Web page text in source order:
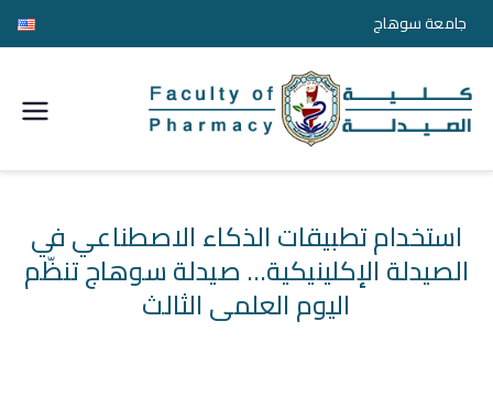
جامعة سوهاج
الصيدل
ة
جامعة
استخدام تطبيقات الذكاء الاصطناعي في
الصيدلة الإكلينيكية… صيدلة سوهاج تنظّم
اليوم العلمي الثالث